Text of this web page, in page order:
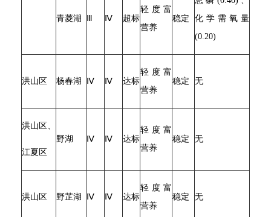
青菱湖 Ⅳ 超标
轻度富
营养
稳定
化学需氧量
(0.20)
洪山区 杨春湖 Ⅳ Ⅳ 达标
轻度富
营养
稳定 无
洪山区、
江夏区
野湖 Ⅳ Ⅳ 达标
轻度富
营养
稳定 无
洪山区 野芷湖 Ⅳ Ⅳ 达标
轻度富
营养
稳定 无